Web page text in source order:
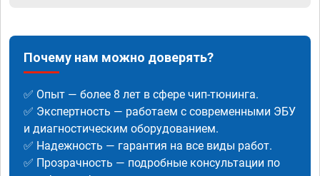
Почему нам можно доверять?
✅ Опыт — более 8 лет в сфере чип-тюнинга.
✅ Экспертность — работаем с современными ЭБУ
и диагностическим оборудованием.
✅ Надежность — гарантия на все виды работ.
✅ Прозрачность — подробные консультации по